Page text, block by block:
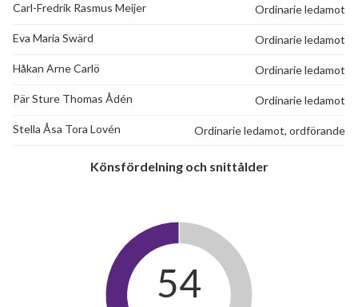
Carl-Fredrik Rasmus Meijer Ordinarie ledamot
Eva Maria Swärd Ordinarie ledamot
Håkan Arne Carlö Ordinarie ledamot
Pär Sture Thomas Ådén Ordinarie ledamot
Stella Åsa Tora Lovén Ordinarie ledamot, ordförande
Könsfördelning och snittålder
54